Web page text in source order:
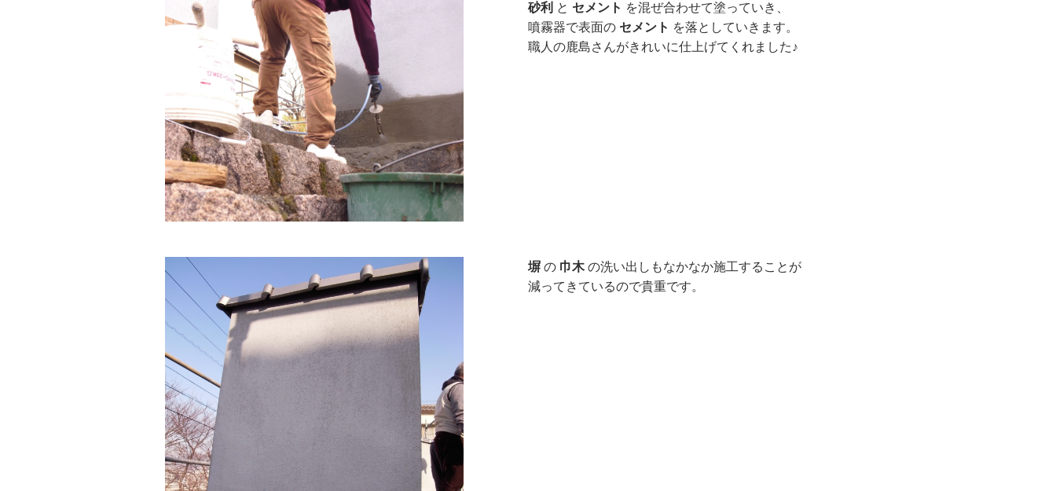
砂利 と セメント を混ぜ合わせて塗っていき、
噴霧器で表面の セメント を落としていきます。
職人の鹿島さんがきれいに仕上げてくれました♪
塀 の 巾木の洗い出しもなかなか施工することが
減ってきているので貴重です。